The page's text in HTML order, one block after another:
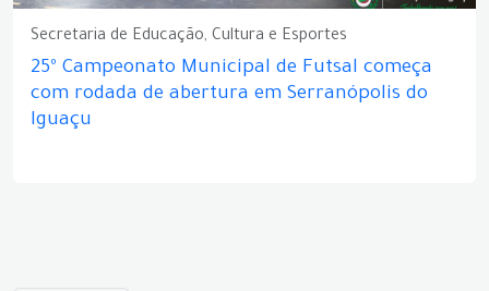
Secretaria de Educação, Cultura e Esportes
25º Campeonato Municipal de Futsal começa
com rodada de abertura em Serranópolis do
Iguaçu